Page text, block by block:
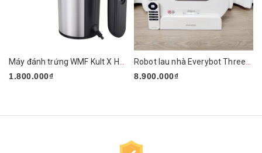
Máy đánh trứng WMF Kult X Handmixer Edition
1.800.000₫
Robot lau nhà Everybot Three-Spin EVO TS400
8.900.000₫